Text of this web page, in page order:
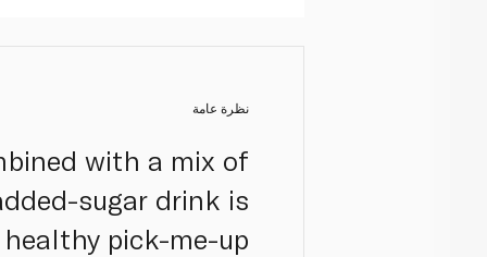
نظرة عامة
with a mix of
sugar drink is
pick-me-up